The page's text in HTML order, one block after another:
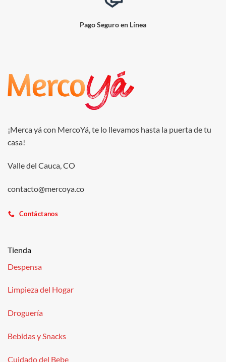
Pago Seguro en Línea
¡Merca yá con MercoYá, te lo llevamos hasta la puerta de tu
casa!
Valle del Cauca, CO
contacto@mercoya.co
Contáctanos
Tienda
Despensa
Limpieza del Hogar
Droguería
Bebidas y Snacks
Cuidado del Bebe